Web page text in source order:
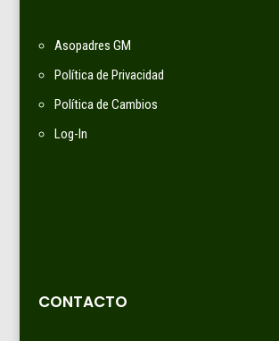
Asopadres GM
Política de Privacidad
Política de Cambios
Log-In
CONTACTO